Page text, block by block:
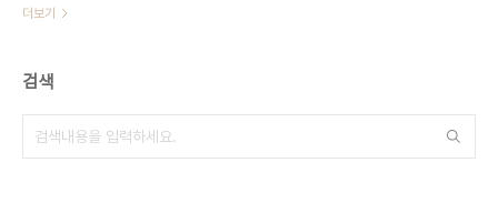
더보기
검색